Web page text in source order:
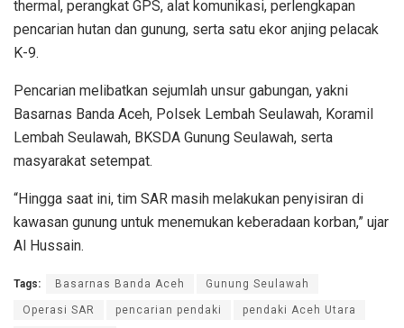
thermal, perangkat GPS, alat komunikasi, perlengkapan
pencarian hutan dan gunung, serta satu ekor anjing pelacak
K-9.
Pencarian melibatkan sejumlah unsur gabungan, yakni
Basarnas Banda Aceh, Polsek Lembah Seulawah, Koramil
Lembah Seulawah, BKSDA Gunung Seulawah, serta
masyarakat setempat.
“Hingga saat ini, tim SAR masih melakukan penyisiran di
kawasan gunung untuk menemukan keberadaan korban,” ujar
Al Hussain.
Tags: Basarnas Banda Aceh Gunung Seulawah
Operasi SAR pencarian pendaki pendaki Aceh Utara